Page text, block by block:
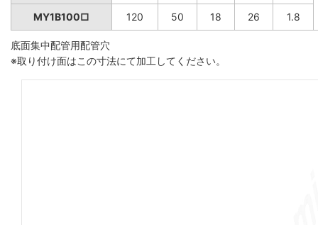
MY1B100□ 120 50 18 26 1.8
底面集中配管用配管穴
※取り付け面はこの寸法にて加工してください。